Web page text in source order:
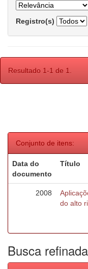
Registro(s)
Resultado 1-1 de 1.
Conjunto de itens:
Data do
documento
Título
2008
do alto
Busca refinada